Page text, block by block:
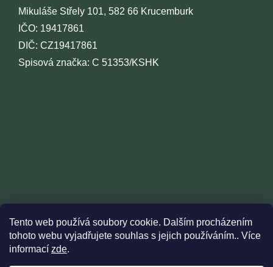
Tento web používá soubory cookie. Dalším procházením
tohoto webu vyjadřujete souhlas s jejich používáním.. Více
informací zde.
Mikuláše Střely 101, 582 66 Krucemburk
IČO: 19417861
DIČ: CZ19417861
Spisová značka: C 51353/KSHK